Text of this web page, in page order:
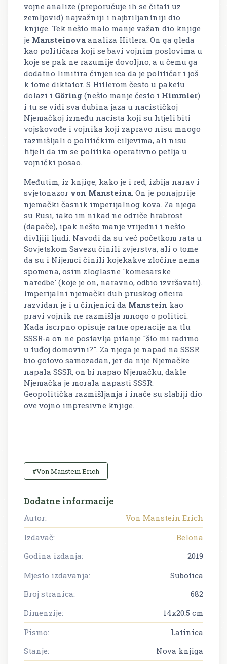
vojne analize (preporučuje ih se čitati uz
zemljovid) najvažniji i najbriljantniji dio
knjige. Tek nešto malo manje važan dio knjige
je Mansteinova analiza Hitlera. On ga gleda
kao političara koji se bavi vojnim poslovima u
koje se pak ne razumije dovoljno, a u čemu ga
dodatno limitira činjenica da je političar i još
k tome diktator. S Hitlerom često u paketu
dolazi i Göring (nešto manje često i Himmler)
i tu se vidi sva dubina jaza u nacističkoj
Njemačkoj između nacista koji su htjeli biti
vojskovođe i vojnika koji zapravo nisu mnogo
razmišljali o političkim ciljevima, ali nisu
htjeli da im se politika operativno petlja u
vojnički posao.
Međutim, iz knjige, kako je i red, izbija narav i
svjetonazor von Mansteina . On je ponajprije
njemački časnik imperijalnog kova. Za njega
su Rusi, iako im nikad ne odriče hrabrost
(dapače), ipak nešto manje vrijedni i nešto
divljiji ljudi. Navodi da su već početkom rata u
Sovjetskom Savezu činili zvjerstva, ali o tome
da su i Nijemci činili kojekakve zločine nema
spomena, osim zloglasne 'komesarske
naredbe' (koje je on, naravno, odbio izvršavati).
Imperijalni njemački duh pruskog oficira
razvidan je i u činjenici da Manstein kao
pravi vojnik ne razmišlja mnogo o politici.
Kada iscrpno opisuje ratne operacije na tlu
SSSR-a on ne postavlja pitanje "što mi radimo
u tuđoj domovini?". Za njega je napad na SSSR
bio gotovo samozadan, jer da nije Njemačke
napala SSSR, on bi napao Njemačku, dakle
Njemačka je morala napasti SSSR.
Geopolitička razmišljanja i inače su slabiji dio
ove vojno impresivne knjige.
#Von Manstein Erich
Dodatne informacije
Autor:
Von Manstein Erich
Izdavač:
Belona
Godina izdanja:
2019
Mjesto izdavanja:
Subotica
Broj stranica:
682
Dimenzije:
14x20.5 cm
Pismo:
Latinica
Stanje:
Nova knjiga